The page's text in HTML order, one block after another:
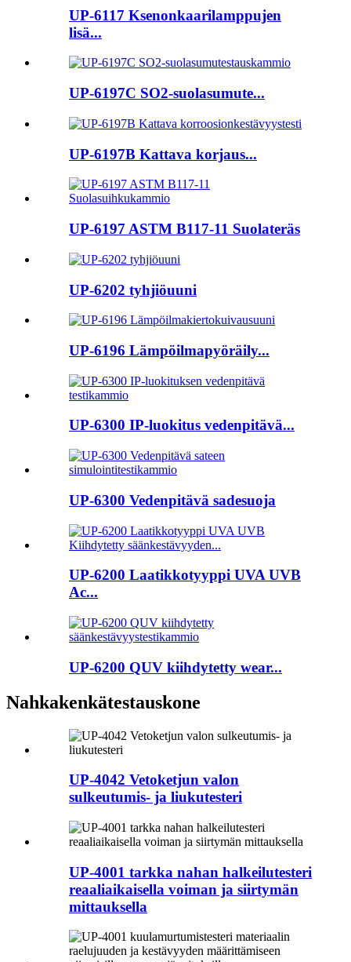
UP-6117 Ksenonkaarilamppujen
lisä...
UP-6197C SO2-suolasumute...
UP-6197B Kattava korjaus...
UP-6197 ASTM B117-11 Suolateräs
UP-6202 tyhjiöuuni
UP-6196 Lämpöilmapyöräily...
UP-6300 IP-luokitus vedenpitävä...
UP-6300 Vedenpitävä sadesuoja
UP-6200 Laatikkotyyppi UVA UVB
Ac...
UP-6200 QUV kiihdytetty wear...
Nahkakenkätestauskone
UP-4042 Vetoketjun valon
sulkeutumis- ja liukutesteri
UP-4001 tarkka nahan halkeilutesteri
reaaliaikaisella voiman ja siirtymän
mittauksella